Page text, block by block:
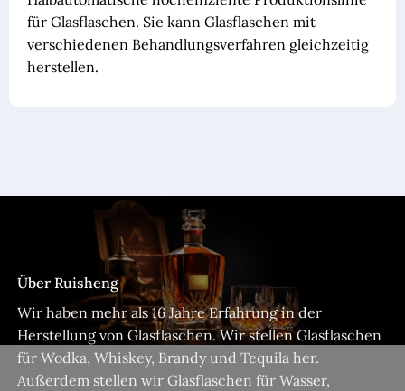
für Glasflaschen. Sie kann Glasflaschen mit
verschiedenen Behandlungsverfahren gleichzeitig
herstellen.
Über Ruisheng
Wir haben mehr als 16 Jahre Erfahrung in der
Herstellung von Glasflaschen. Wir stellen Glasflaschen
für Wodka, Whiskey, Brandy und Tequila her.
Außerdem stellen wir Glasflaschen für Wasser,